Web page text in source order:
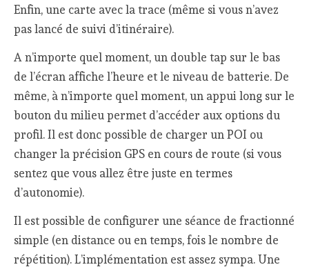
Enfin, une carte avec la trace (même si vous n’avez
pas lancé de suivi d’itinéraire).
A n’importe quel moment, un double tap sur le bas
de l’écran affiche l’heure et le niveau de batterie. De
même, à n’importe quel moment, un appui long sur le
bouton du milieu permet d’accéder aux options du
profil. Il est donc possible de charger un POI ou
changer la précision GPS en cours de route (si vous
sentez que vous allez être juste en termes
d’autonomie).
Il est possible de configurer une séance de fractionné
simple (en distance ou en temps, fois le nombre de
répétition). L’implémentation est assez sympa. Une